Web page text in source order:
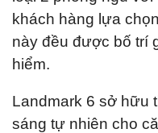
khách hàng lựa
này đều được bố trí
hiểm.
Landmark 6 sở hữu
sáng tự nhiên cho